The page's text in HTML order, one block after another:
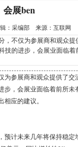
会展ben
：采编部 来源：互联网
不仅为参展商和观众提
技的进步，会展业面临
参展商和观众提供了
，会展业面临着前所
应的建议。
预计未来几年将保持稳